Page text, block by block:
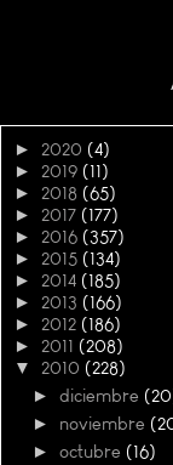
► 2020 (4)
► 2019 (11)
► 2018 (65)
► 2017 (177)
► 2016 (357)
► 2015 (134)
► 2014 (185)
► 2013 (166)
► 2012 (186)
► 2011 (208)
▼ 2010 (228)
► diciembre
► noviembre
► octubre (16)